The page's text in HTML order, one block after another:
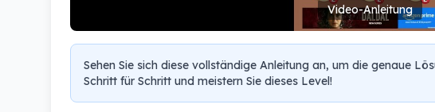
Video-Anleitung
Sehen Sie sich diese vollständige Anleitung an, um die genaue
Schritt für Schritt und meistern Sie dieses Level!